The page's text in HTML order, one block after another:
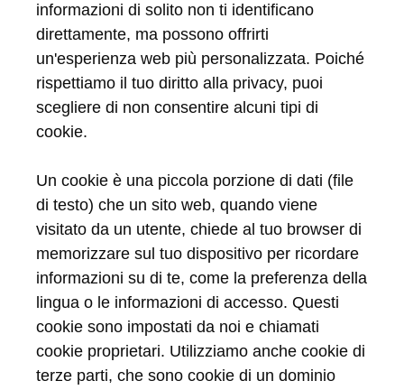
informazioni di solito non ti identificano
direttamente, ma possono offrirti
un'esperienza web più personalizzata. Poiché
rispettiamo il tuo diritto alla privacy, puoi
scegliere di non consentire alcuni tipi di
cookie.
Un cookie è una piccola porzione di dati (file
di testo) che un sito web, quando viene
visitato da un utente, chiede al tuo browser di
memorizzare sul tuo dispositivo per ricordare
informazioni su di te, come la preferenza della
lingua o le informazioni di accesso. Questi
cookie sono impostati da noi e chiamati
cookie proprietari. Utilizziamo anche cookie di
terze parti, che sono cookie di un dominio